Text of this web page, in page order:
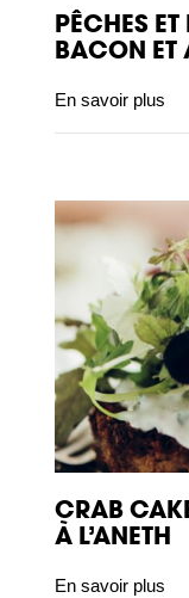
PÊCHES
BACON ET
En savoir plus
CRAB
À L’ANETH
En savoir plus